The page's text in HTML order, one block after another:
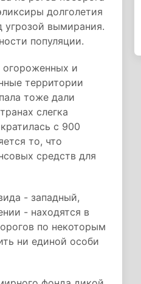
долголетия
угрозой вымирания.
популяции.
и
территории
тоже дали
слегка
с 900
то, что
средств для
- западный,
- находятся в
по некоторым
ни единой особи